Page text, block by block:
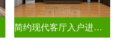
简约现代客厅入户进门遮挡玻璃屏风